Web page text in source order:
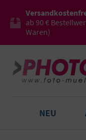
ab 90 €
Waren)
NEU